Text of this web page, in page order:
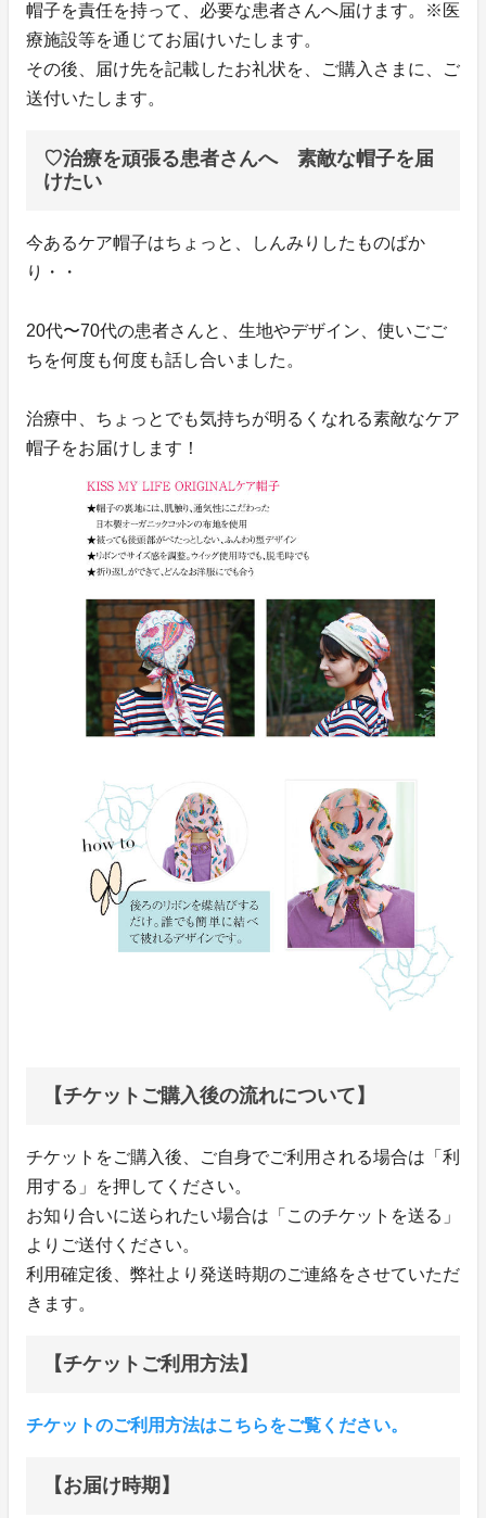
帽子を責任を持って、必要な患者さんへ届けます。※医
療施設等を通じてお届けいたします。
その後、届け先を記載したお礼状を、ご購入さまに、ご
送付いたします。
♡治療を頑張る患者さんへ 素敵な帽子を届
けたい
今あるケア帽子はちょっと、しんみりしたものばか
り・・
20代〜70代の患者さんと、生地やデザイン、使いごご
ちを何度も何度も話し合いました。
治療中、ちょっとでも気持ちが明るくなれる素敵なケア
帽子をお届けします！
【チケットご購入後の流れについて】
チケットをご購入後、ご自身でご利用される場合は「利
用する」を押してください。
お知り合いに送られたい場合は「このチケットを送る」
よりご送付ください。
利用確定後、弊社より発送時期のご連絡をさせていただ
きます。
【チケットご利用方法】
チケットのご利用方法はこちらをご覧ください。
【お届け時期】